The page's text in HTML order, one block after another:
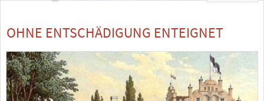
OHNE ENTSCHÄDIGUNG ENTEIGNET